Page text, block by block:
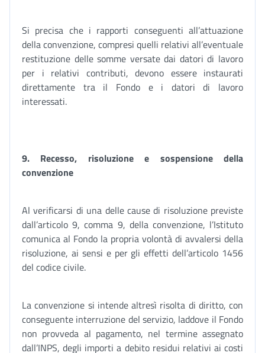
Si precisa che i rapporti conseguenti all’attuazione
della convenzione, compresi quelli relativi all’eventuale
restituzione delle somme versate dai datori di lavoro
per i relativi contributi, devono essere instaurati
direttamente tra il Fondo e i datori di lavoro
interessati.
9. Recesso, risoluzione e sospensione della
convenzione
Al verificarsi di una delle cause di risoluzione previste
dall’articolo 9, comma 9, della convenzione, l’Istituto
comunica al Fondo la propria volontà di avvalersi della
risoluzione, ai sensi e per gli effetti dell’articolo 1456
del codice civile.
La convenzione si intende altresì risolta di diritto, con
conseguente interruzione del servizio, laddove il Fondo
non provveda al pagamento, nel termine assegnato
dall’INPS, degli importi a debito residui relativi ai costi